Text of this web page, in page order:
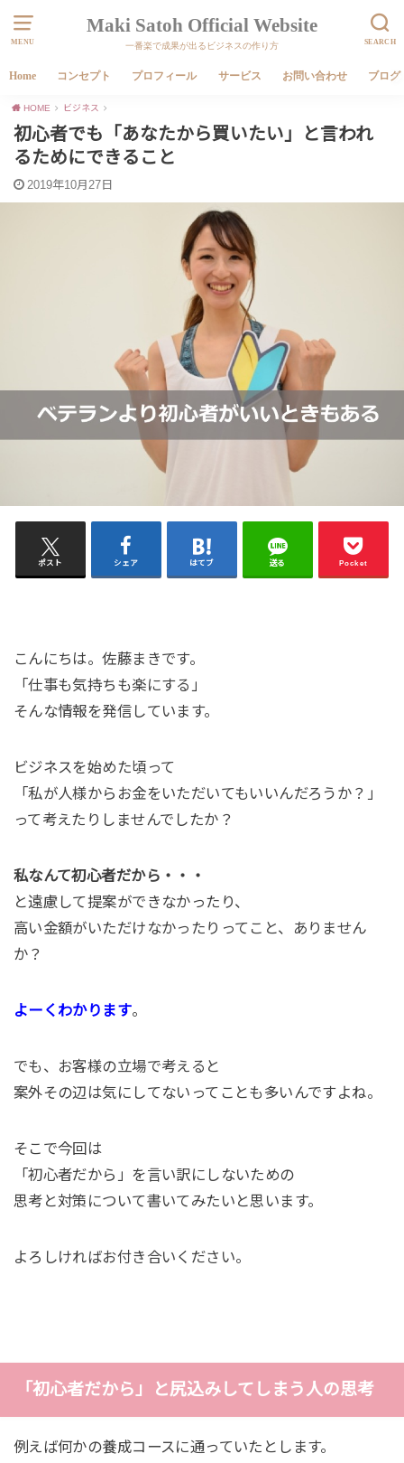
MENU SEARCH
Maki Satoh Official Website
一番楽で成果が出るビジネスの作り方
Home コンセプト プロフィール サービス お問い合わせ ブログ
HOME ビジネス
初心者でも「あなたから買いたい」と言われ
るためにできること
2019年10月27日
ポスト シェア はてブ 送る Pocket
こんにちは。佐藤まきです。
「仕事も気持ちも楽にする」
そんな情報を発信しています。
ビジネスを始めた頃って
「私が人様からお金をいただいてもいいんだろうか？」
って考えたりしませんでしたか？
私なんて初心者だから・・・
と遠慮して提案ができなかったり、
高い金額がいただけなかったりってこと、ありません
か？
よーくわかります。
でも、お客様の立場で考えると
案外その辺は気にしてないってことも多いんですよね。
そこで今回は
「初心者だから」を言い訳にしないための
思考と対策について書いてみたいと思います。
よろしければお付き合いください。
「初心者だから」と尻込みしてしまう人の思考
例えば何かの養成コースに通っていたとします。